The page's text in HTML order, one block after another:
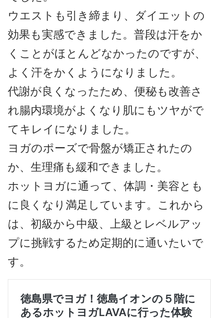
ウエストも引き締まり、ダイエットの
効果も実感できました。普段は汗をか
くことがほとんどなかったのですが、
よく汗をかくようになりました。
代謝が良くなったため、便秘も改善さ
れ腸内環境がよくなり肌にもツヤがで
てキレイになりました。
ヨガのポーズで骨盤が矯正されたの
か、生理痛も緩和できました。
ホットヨガに通って、体調・美容とも
に良くなり満足しています。これから
は、初級から中級、上級とレベルアッ
プに挑戦するため定期的に通いたいで
す。